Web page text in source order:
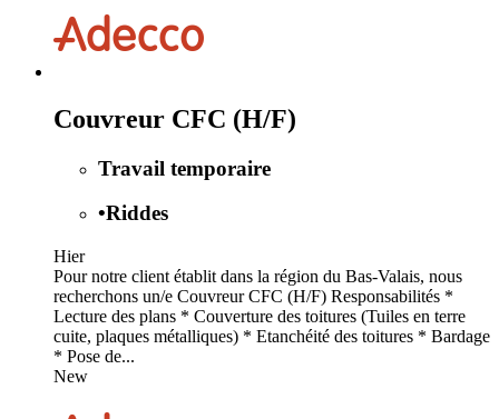
Couvreur CFC (H/F)
Travail temporaire
•Riddes
Hier
Pour notre client établit dans la région du Bas-Valais, nous
recherchons un/e Couvreur CFC (H/F) Responsabilités *
Lecture des plans * Couverture des toitures (Tuiles en terre
cuite, plaques métalliques) * Etanchéité des toitures * Bardage
* Pose de...
New